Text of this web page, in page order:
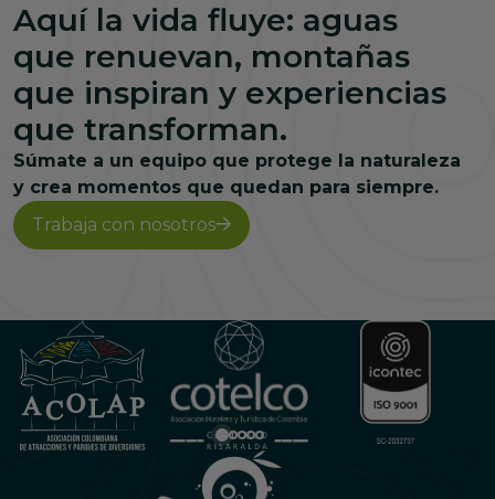
Aquí la vida fluye: aguas
que renuevan, montañas
que inspiran y experiencias
que transforman.
Súmate a un equipo que protege la naturaleza
y crea momentos que quedan para siempre.
Trabaja con nosotros